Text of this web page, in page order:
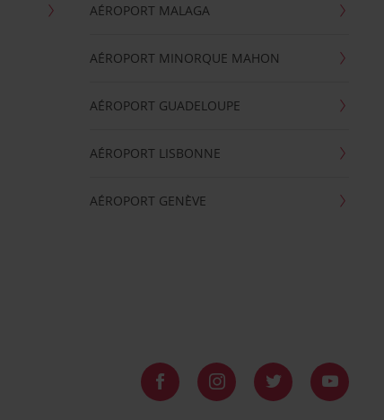
AÉROPORT MALAGA
AÉROPORT MINORQUE MAHON
AÉROPORT GUADELOUPE
AÉROPORT LISBONNE
AÉROPORT GENÈVE